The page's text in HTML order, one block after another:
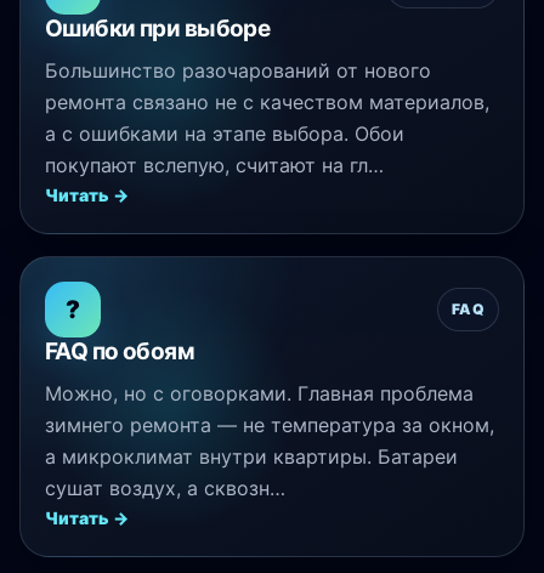
Ошибки при выборе
Большинство разочарований от нового
ремонта связано не с качеством материалов,
а с ошибками на этапе выбора. Обои
покупают вслепую, считают на гл…
Читать →
? FAQ
FAQ по обоям
Можно, но с оговорками. Главная проблема
зимнего ремонта — не температура за окном,
а микроклимат внутри квартиры. Батареи
сушат воздух, а сквозн…
Читать →